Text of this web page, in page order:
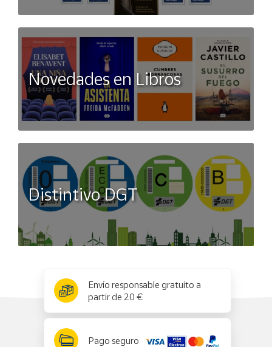
Novedades en Libros
Distintivo DGT
Envío responsable gratuito a
partir de 20 €
Pago seguro